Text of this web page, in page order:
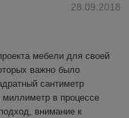
28.09.2018
мебели для своей
важно было
сантиметр
в процессе
внимание к